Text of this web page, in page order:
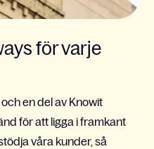
för varje
en del av Knowit
för att ligga i framkant
våra kunder, så